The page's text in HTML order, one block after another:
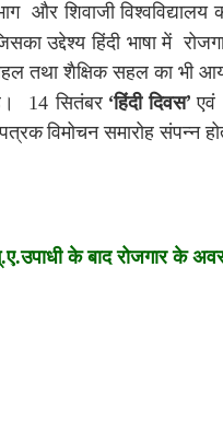
और शिवाजी विश्वविद्यालय
उद्देश्य हिंदी भाषा में
तथा शैक्षिक सहल का भी
14सितंबर ‘हिंदी दिवस’ एवं
विमोचन समारोह संपन्न
के बाद रोजगार के